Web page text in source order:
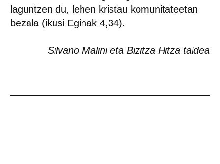
laguntzen du, lehen kristau komunitateetan
bezala (ikusi Eginak 4,34).
Silvano Malini eta Bizitza Hitza taldea